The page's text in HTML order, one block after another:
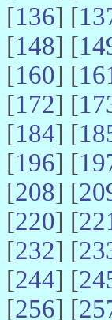
[136] [
[148] [
[160] [
[172] [
[184] [
[196] [
[208] [
[220] [
[232] [
[244] [
[256] [